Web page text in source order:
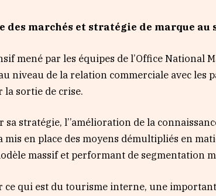
des marchés et stratégie de marque au
mené par les équipes de l’Office National
niveau de la relation commerciale avec les
la sortie de crise.
sa stratégie, l’’amélioration de la
mis en place des moyens démultipliés en
massif et performant de segmentation
ce qui est du tourisme interne, une